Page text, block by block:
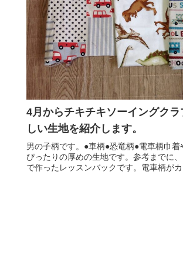
4月からチキチキソーイングク
しい生地を紹介します。
男の子柄です。●車柄●恐竜柄●電車柄巾
ぴったりの厚めの生地です。参考までに
で作ったレッスンバックです。電車柄が
茶色の生地で底布と持ち手を付けたら良